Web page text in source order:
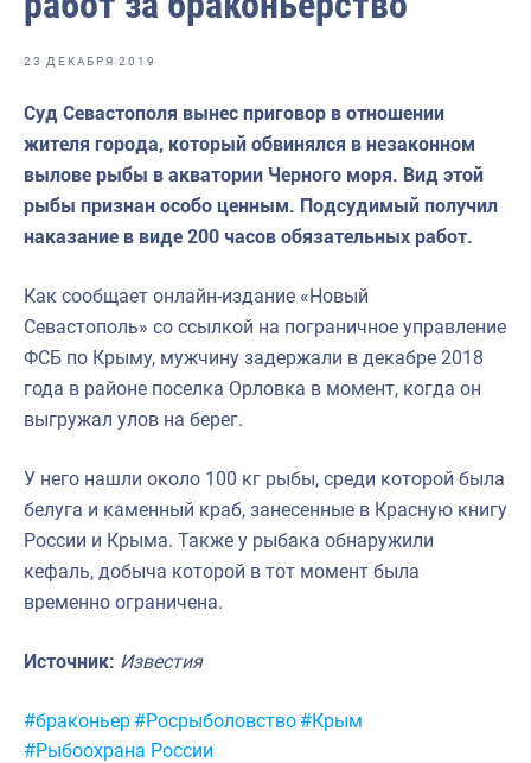
Отраслевые СМИ
Выставки и конференции
Научно-практическая литература
Рыбоохрана России
Отрасль в цифрах
Инфографика
Большая африканская экспедиция
Укрепление духовно-нравственных ценностей
23 ДЕКАБРЯ 2019
Суд Севастополя вынес приговор в отношении
жителя города, который обвинялся в незаконном
вылове рыбы в акватории Черного моря. Вид этой
рыбы признан особо ценным. Подсудимый получил
наказание в виде 200 часов обязательных работ.
Как сообщает онлайн-издание «Новый
Севастополь» со ссылкой на пограничное управление
ФСБ по Крыму, мужчину задержали в декабре 2018
года в районе поселка Орловка в момент, когда он
выгружал улов на берег.
У него нашли около 100 кг рыбы, среди которой была
белуга и каменный краб, занесенные в Красную книгу
России и Крыма. Также у рыбака обнаружили
кефаль, добыча которой в тот момент была
временно ограничена.
Источник: Известия
Метки:
#браконьер #Росрыболовство #Крым
#Рыбоохрана России